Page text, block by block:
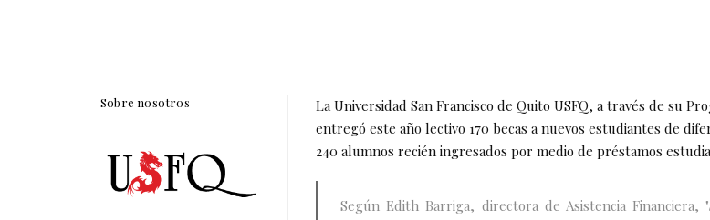
La Universidad San Francisco de Quito USFQ, a través de su
entregó este año lectivo 170 becas a nuevos estudiantes de
240 alumnos recién ingresados por medio de préstamos
Según Edith Barriga, directora de Asistencia Financiera, "
Sobre nosotros